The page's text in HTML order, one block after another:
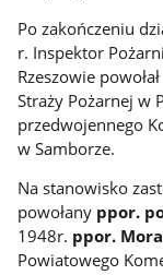
Po zakończeniu
r. Inspektor
Rzeszowie
Straży Pożarnej w
przedwojennego
w Samborze.
Na stanowisko
powołany ppor.
1948r. ppor.
Powiatowego